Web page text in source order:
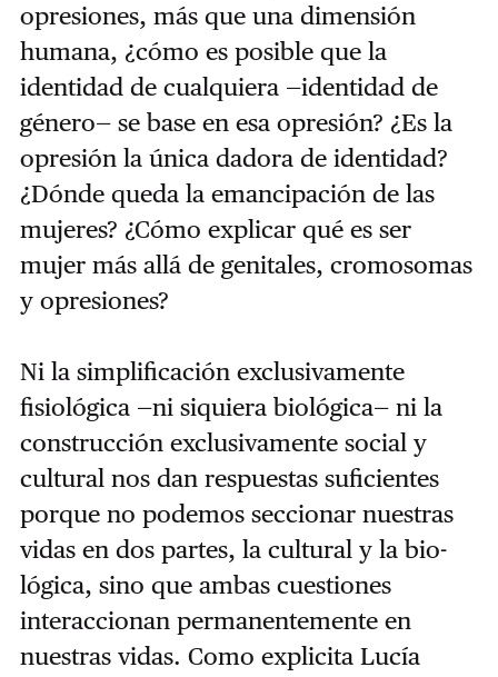
opresiones, más que una dimensión
humana, ¿cómo es posible que la
identidad de cualquiera —identidad de
género— se base en esa opresión? ¿Es la
opresión la única dadora de identidad?
¿Dónde queda la emancipación de las
mujeres? ¿Cómo explicar qué es ser
mujer más allá de genitales, cromosomas
y opresiones?
Ni la simplificación exclusivamente
fisiológica —ni siquiera biológica— ni la
construcción exclusivamente social y
cultural nos dan respuestas suficientes
porque no podemos seccionar nuestras
vidas en dos partes, la cultural y la bio-
lógica, sino que ambas cuestiones
interaccionan permanentemente en
nuestras vidas. Como explicita Lucía